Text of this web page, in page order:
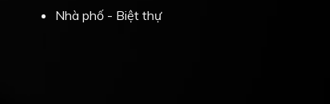
Nhà phố - Biệt thự